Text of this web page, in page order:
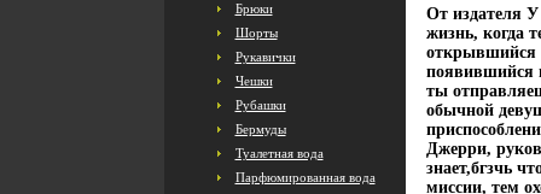
Брюки
Шорты
Рукавички
Чешки
Рубашки
Бермуды
Туалетная вода
Парфюмированная вода
От издателя
жизнь, когда
открывшийся
появившийся
ты
обычной
Джерри,
знает,бгзчь
миссии, тем